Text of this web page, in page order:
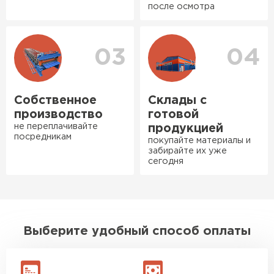
27.05.2024
Недавно купил утеплитель
Инсулейшн для потолка в
сарае. Материал плотный,
лёгкий, укладывать просто,
крошится минимально.
Доставили быстро,
Михайлов
после осмотра
03
Собственное
производство
не переплачивайте
посредникам
04
Склады с
готовой
продукцией
покупайте материалы и
забирайте их уже
сегодня
Выберите удобный способ оплаты
Ондулин